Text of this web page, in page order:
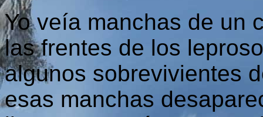
Yo veía manchas de un
las frentes de los
algunos sobrevivientes
esas manchas